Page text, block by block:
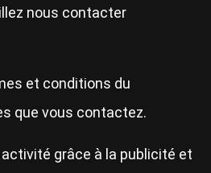
nous contacter
et conditions du
que vous contactez.
grâce à la publicité et